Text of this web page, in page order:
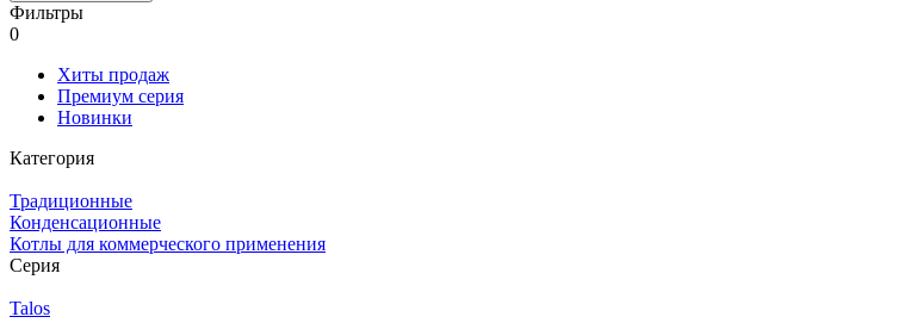
Фильтры
0
Хиты продаж
Премиум серия
Новинки
Категория
Традиционные
Конденсационные
Котлы для коммерческого применения
Серия
Talos